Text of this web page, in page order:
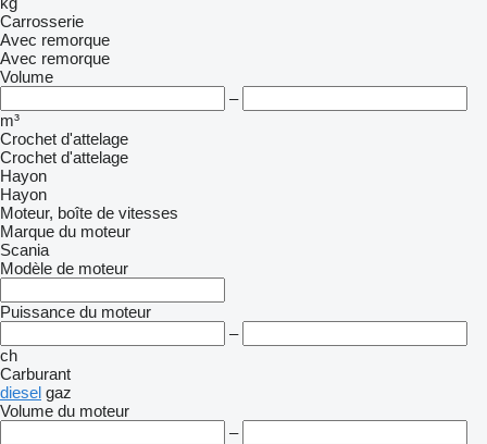
Carrosserie
Avec remorque
Avec remorque
Volume
–
m³
Crochet d'attelage
Crochet d'attelage
Hayon
Hayon
Moteur, boîte de vitesses
Marque du moteur
Scania
Modèle de moteur
Puissance du moteur
–
ch
Carburant
diesel gaz
Volume du moteur
–